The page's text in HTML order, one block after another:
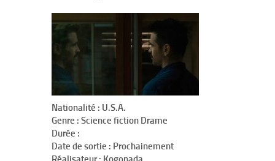
Nationalité : U.S.A.
Genre : Science fiction Drame
Durée :
Date de sortie : Prochainement